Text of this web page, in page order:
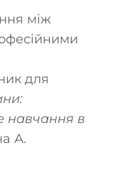
між
для
навчання в
А.